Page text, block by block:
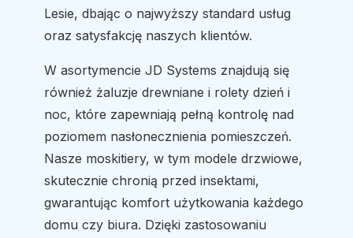
Lesie, dbając o najwyższy standard usług
oraz satysfakcję naszych klientów.
W asortymencie JD Systems znajdują się
również żaluzje drewniane i rolety dzień i
noc, które zapewniają pełną kontrolę nad
poziomem nasłonecznienia pomieszczeń.
Nasze moskitiery, w tym modele drzwiowe,
skutecznie chronią przed insektami,
gwarantując komfort użytkowania każdego
domu czy biura. Dzięki zastosowaniu